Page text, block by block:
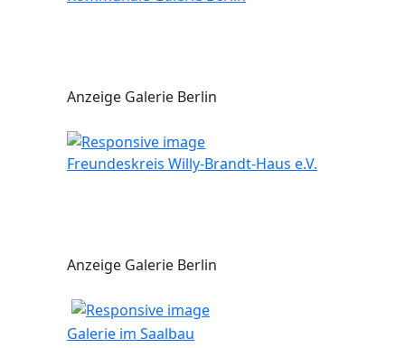
Anzeige Galerie Berlin
Freundeskreis Willy-Brandt-Haus e.V.
Anzeige Galerie Berlin
Galerie im Saalbau